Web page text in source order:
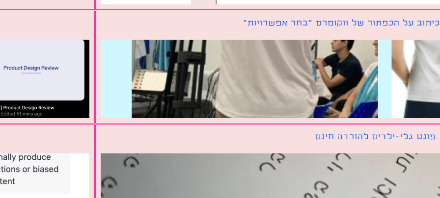
על הכפתור של ווקומרס ״בחר אפשרויות״
פונט גלי-ילדים להורדה חינם